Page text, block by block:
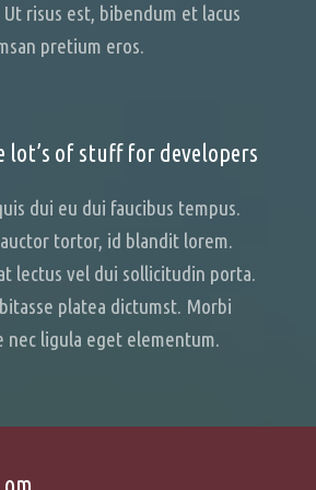
risus est, bibendum et lacus
pretium eros.
lot’s of stuff for developers
dui eu dui faucibus tempus.
tortor, id blandit lorem.
lectus vel dui sollicitudin porta.
platea dictumst. Morbi
nec ligula eget elementum.